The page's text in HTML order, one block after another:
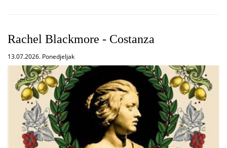
Rachel Blackmore - Costanza
13.07.2026. Ponedjeljak